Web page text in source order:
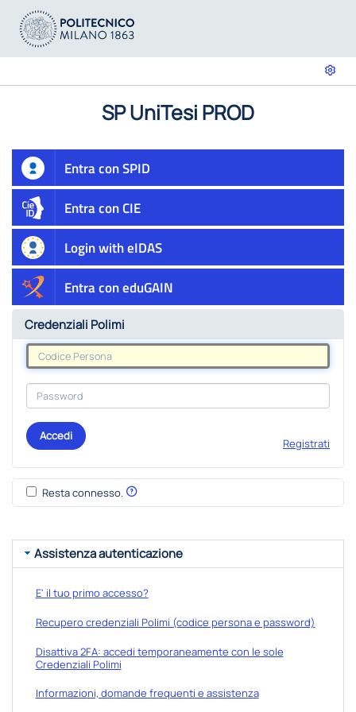
SP UniTesi PROD
Entra con SPID
Entra con CIE
Login with eIDAS
Entra con eduGAIN
Credenziali Polimi
Accedi
Registrati
Resta connesso.
Assistenza autenticazione
E' il tuo primo accesso?
Recupero credenziali Polimi (codice persona e password)
Disattiva 2FA: accedi temporaneamente con le sole
Credenziali Polimi
Informazioni, domande frequenti e assistenza